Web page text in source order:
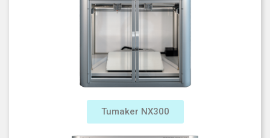
Tumaker NX300